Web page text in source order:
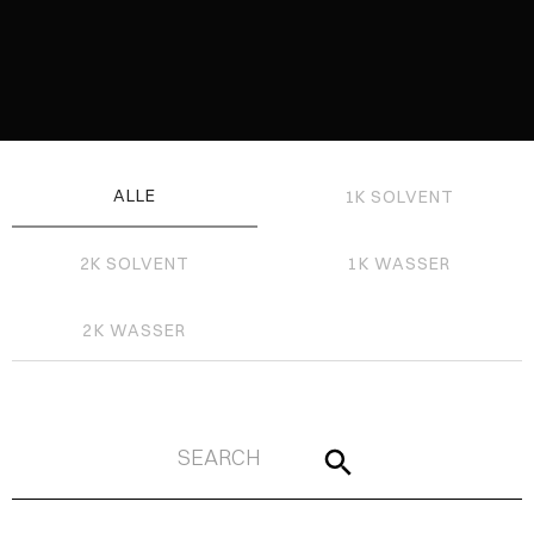
ALLE 1K SOLVENT
2K SOLVENT 1K WASSER
2K WASSER